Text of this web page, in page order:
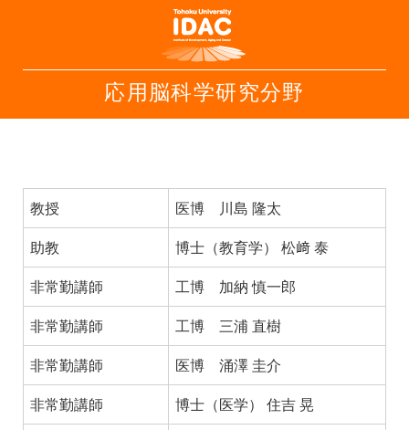
応用脳科学研究分野
教授
医博 川島 隆太
助教
博士（教育学） 松﨑 泰
非常勤講師
工博 加納 慎一郎
非常勤講師
工博 三浦 直樹
非常勤講師
医博 涌澤 圭介
非常勤講師
博士（医学） 住吉 晃